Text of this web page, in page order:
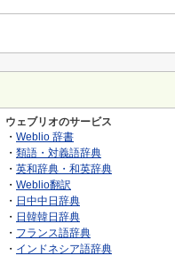
ウェブリオのサービス
・ Weblio 辞書
・ 類語・対義語辞典
・ 英和辞典・和英辞典
・ Weblio翻訳
・ 日中中日辞典
・ 日韓韓日辞典
・ フランス語辞典
・ インドネシア語辞典